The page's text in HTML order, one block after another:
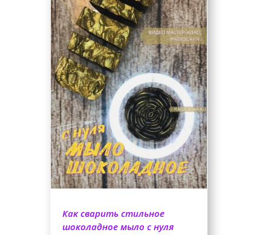
Как сварить стильное
шоколадное мыло с нуля